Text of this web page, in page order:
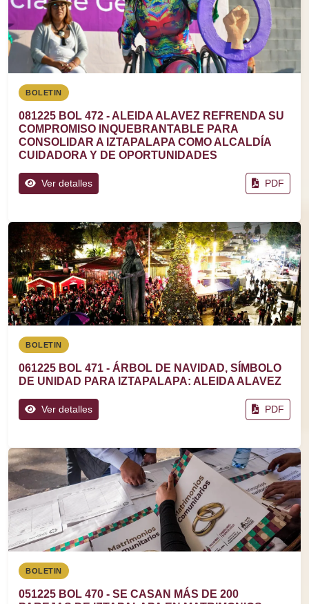
BOLETIN
081225 BOL 472 - ALEIDA ALAVEZ REFRENDA SU
COMPROMISO INQUEBRANTABLE PARA
CONSOLIDAR A IZTAPALAPA COMO ALCALDÍA
CUIDADORA Y DE OPORTUNIDADES
Ver detalles PDF
BOLETIN
061225 BOL 471 - ÁRBOL DE NAVIDAD, SÍMBOLO
DE UNIDAD PARA IZTAPALAPA: ALEIDA ALAVEZ
Ver detalles PDF
BOLETIN
051225 BOL 470 - SE CASAN MÁS DE 200